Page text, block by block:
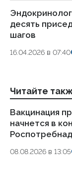
десять
шагов
16.04.2026 в 07:40
Читайте
Вакцинация
начнется в
08.08.2026 в 13:05